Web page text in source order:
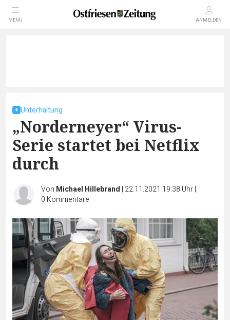
MENÜ ANMELDEN
Unterhaltung
„Norderneyer“ Virus-
Serie startet bei Netflix
durch
Von Michael Hillebrand | 22.11.2021 19:38 Uhr|
0 Kommentare